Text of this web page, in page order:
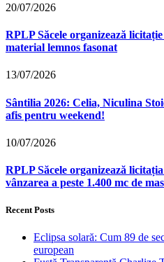
20/07/2026
RPLP Săcele organizează
material lemnos fasonat
13/07/2026
Sântilia 2026: Celia, Niculina
afis pentru weekend!
10/07/2026
RPLP Săcele organizează
vânzarea a peste 1.400 mc de
Recent Posts
Eclipsa solară: Cum 89 de
european